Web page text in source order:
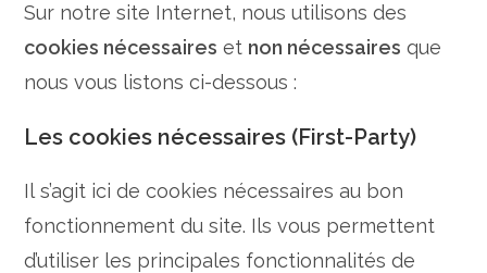
Sur notre site Internet, nous utilisons des
cookies nécessaires et non nécessaires que
nous vous listons ci-dessous :
Les cookies nécessaires (First-Party)
Il s’agit ici de cookies nécessaires au bon
fonctionnement du site. Ils vous permettent
d’utiliser les principales fonctionnalités de